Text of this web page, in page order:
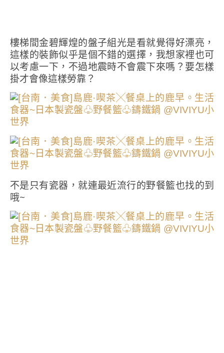
樓梯間金碧輝煌的盤子組光是看就覺得好漂亮，
這樣的裝飾似乎是個不錯的選擇，我想家裡也可
以考慮一下，不過地震時不會震下來嗎？要怎樣
掛才會像這樣勞靠？
不是只有瓷器，就連最近流行的野餐籃也找的到
哦~